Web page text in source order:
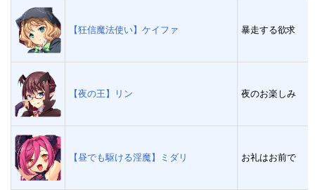
【狂信魔法使い】ケイファ 暴走する欲求
【夜の王】リン 夜のお楽しみ
【昼でも駆ける淫魔】ミダリ お礼はお前で